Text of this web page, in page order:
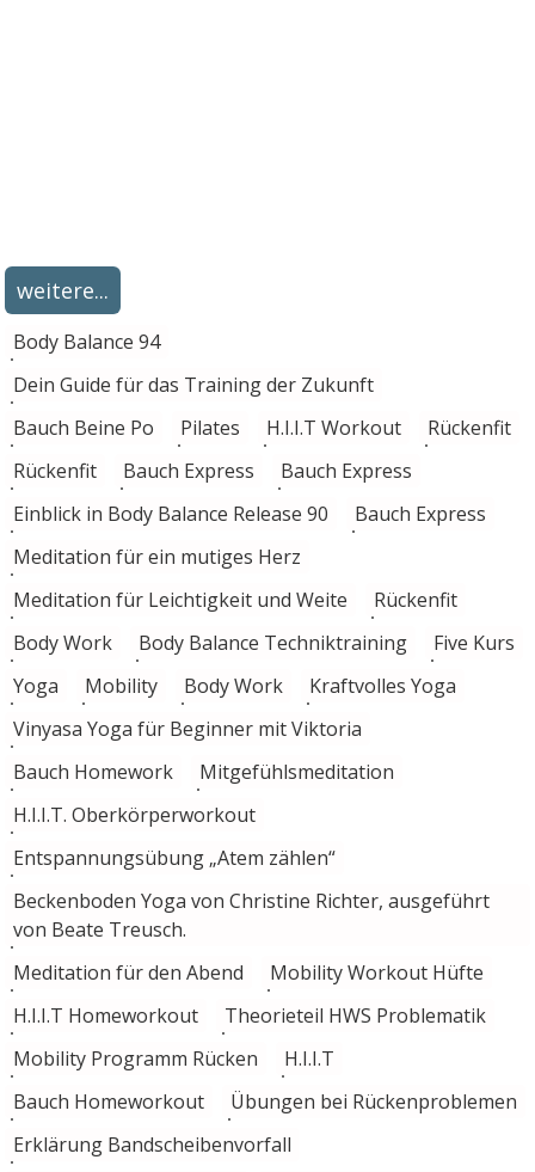
weitere...
Body Balance 94
Dein Guide für das Training der Zukunft
Bauch Beine Po
Pilates H.I.I.T Workout
Rückenfit
Rückenfit
Bauch Express
Bauch Express
Einblick in Body Balance Release 90
Bauch Express
Meditation für ein mutiges Herz
Meditation für Leichtigkeit und Weite
Rückenfit
Body Work
Body Balance Techniktraining
Five Kurs
Yoga
Mobility Body Work
Kraftvolles Yoga
Vinyasa Yoga für Beginner mit Viktoria
Bauch Homework
Mitgefühlsmeditation
H.I.I.T. Oberkörperworkout
Entspannungsübung „Atem zählen“
Beckenboden Yoga von Christine Richter, ausgeführt
von Beate Treusch.
Meditation für den Abend
Mobility Workout Hüfte
H.I.I.T Homeworkout
Theorieteil HWS Problematik
Mobility Programm Rücken
H.I.I.T
Bauch Homeworkout
Übungen bei Rückenproblemen
Erklärung Bandscheibenvorfall